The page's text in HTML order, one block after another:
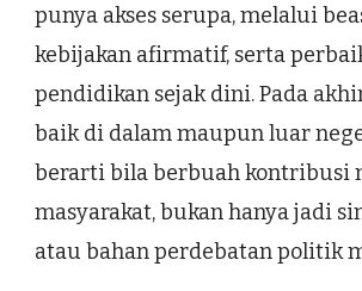
punya akses serupa, melalui
kebijakan afirmatif, serta
pendidikan sejak dini. Pada
baik di dalam maupun luar
berarti bila berbuah kontribusi
masyarakat, bukan hanya jadi
atau bahan perdebatan politik